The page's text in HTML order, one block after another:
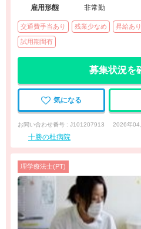
雇用形態
非常勤
交通費手当あり 残業少なめ 昇給あり
試用期間有
募集状況を
気になる
お問い合わせ番号 : J101207913 2026年04
十勝の杜病院
理学療法士(PT)